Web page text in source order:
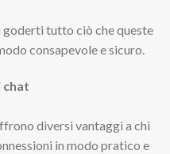
tutto ciò che queste
consapevole e sicuro.
chat
diversi vantaggi a chi
in modo pratico e